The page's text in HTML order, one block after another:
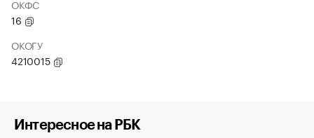
ОКФС
16
ОКОГУ
4210015
Интересное на РБК